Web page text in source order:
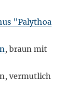
"Palythoa
, braun mit
vermutlich